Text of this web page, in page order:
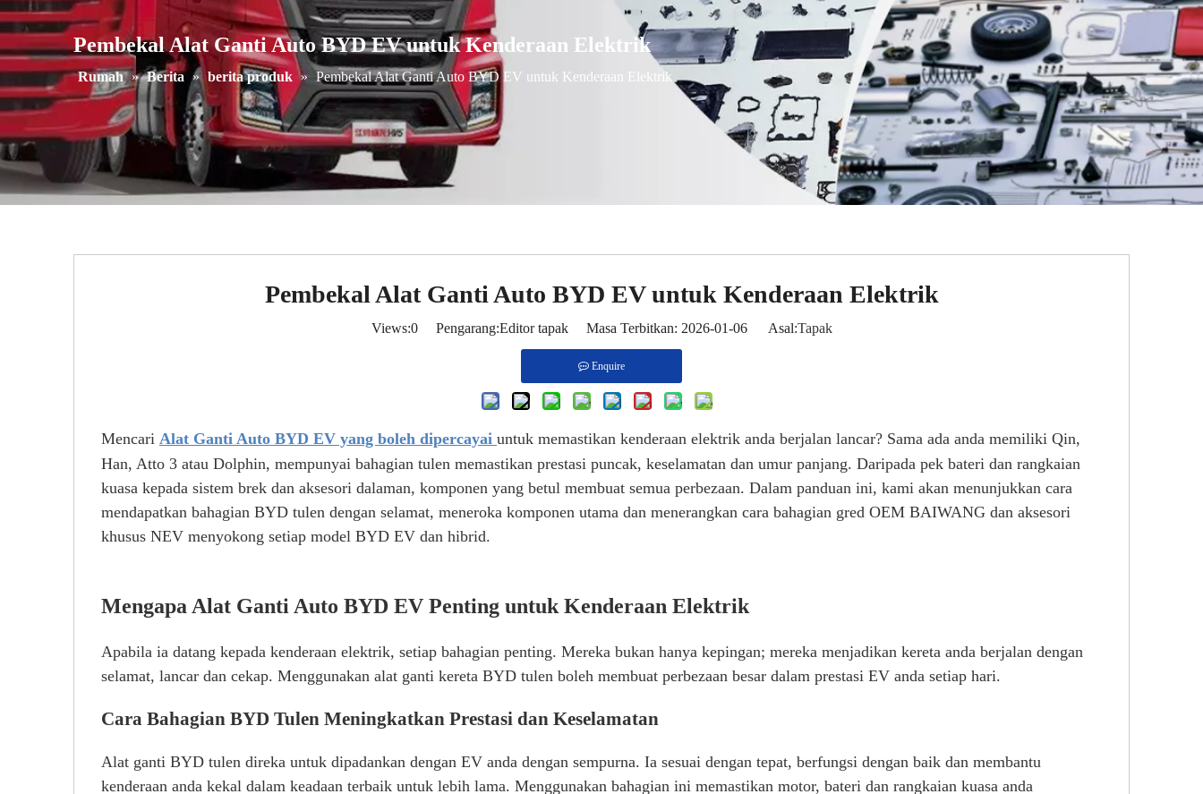
Pembekal Alat Ganti Auto BYD EV untuk Kenderaan Elektrik
Rumah » Berita » berita produk » Pembekal Alat Ganti Auto BYD EV untuk Kenderaan Elektrik
Pembekal Alat Ganti Auto BYD EV untuk Kenderaan Elektrik
Views:0Pengarang:Editor tapak Masa Terbitkan: 2026-01-06 Asal:Tapak
Enquire
Mencari Alat Ganti Auto BYD EV yang boleh dipercayai untuk memastikan kenderaan elektrik anda berjalan lancar? Sama ada anda memiliki Qin,
Han, Atto 3 atau Dolphin, mempunyai bahagian tulen memastikan prestasi puncak, keselamatan dan umur panjang. Daripada pek bateri dan rangkaian
kuasa kepada sistem brek dan aksesori dalaman, komponen yang betul membuat semua perbezaan. Dalam panduan ini, kami akan menunjukkan cara
mendapatkan bahagian BYD tulen dengan selamat, meneroka komponen utama dan menerangkan cara bahagian gred OEM BAIWANG dan aksesori
khusus NEV menyokong setiap model BYD EV dan hibrid.
Mengapa Alat Ganti Auto BYD EV Penting untuk Kenderaan Elektrik
Apabila ia datang kepada kenderaan elektrik, setiap bahagian penting. Mereka bukan hanya kepingan; mereka menjadikan kereta anda berjalan dengan
selamat, lancar dan cekap. Menggunakan alat ganti kereta BYD tulen boleh membuat perbezaan besar dalam prestasi EV anda setiap hari.
Cara Bahagian BYD Tulen Meningkatkan Prestasi dan Keselamatan
Alat ganti BYD tulen direka untuk dipadankan dengan EV anda dengan sempurna. Ia sesuai dengan tepat, berfungsi dengan baik dan membantu
kenderaan anda kekal dalam keadaan terbaik untuk lebih lama. Menggunakan bahagian ini memastikan motor, bateri dan rangkaian kuasa anda